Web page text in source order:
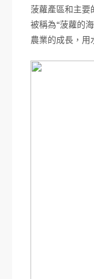
菠蘿產區和主要
被稱為“菠蘿的
農業的成長，用